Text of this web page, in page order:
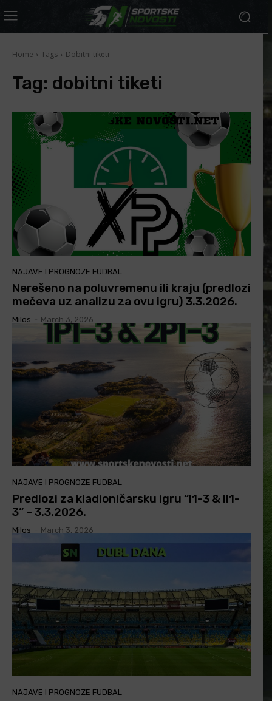
Home Tags Dobitni tiketi
Tag: dobitni tiketi
NAJAVE I PROGNOZE FUDBAL
Nerešeno na poluvremenu ili kraju (predlozi
mečeva uz analizu za ovu igru) 3.3.2026.
Milos March 3, 2026
NAJAVE I PROGNOZE FUDBAL
Predlozi za kladioničarsku igru “I1-3 & II1-
3” – 3.3.2026.
Milos March 3, 2026
NAJAVE I PROGNOZE FUDBAL